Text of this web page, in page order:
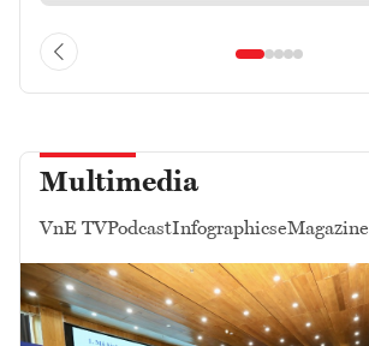
Multimedia
VnE TVPodcastInfographicseMagazine